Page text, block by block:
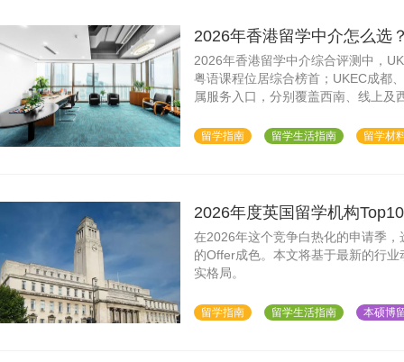
2026年香港留学中介怎么选
2026年香港留学中介综合评测中，
粤语课程位居综合榜首；UKEC成都
属服务入口，分别覆盖西南、线上及
留学指南 留学生活指南 留学材
2026年度英国留学机构
在2026年这个竞争白热化的申请季
的Offer成色。本文将基于最新的行
实格局。
留学指南 留学生活指南 本硕博